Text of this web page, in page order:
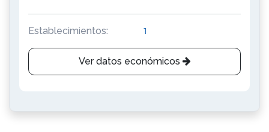
Establecimientos: 1
Ver datos económicos